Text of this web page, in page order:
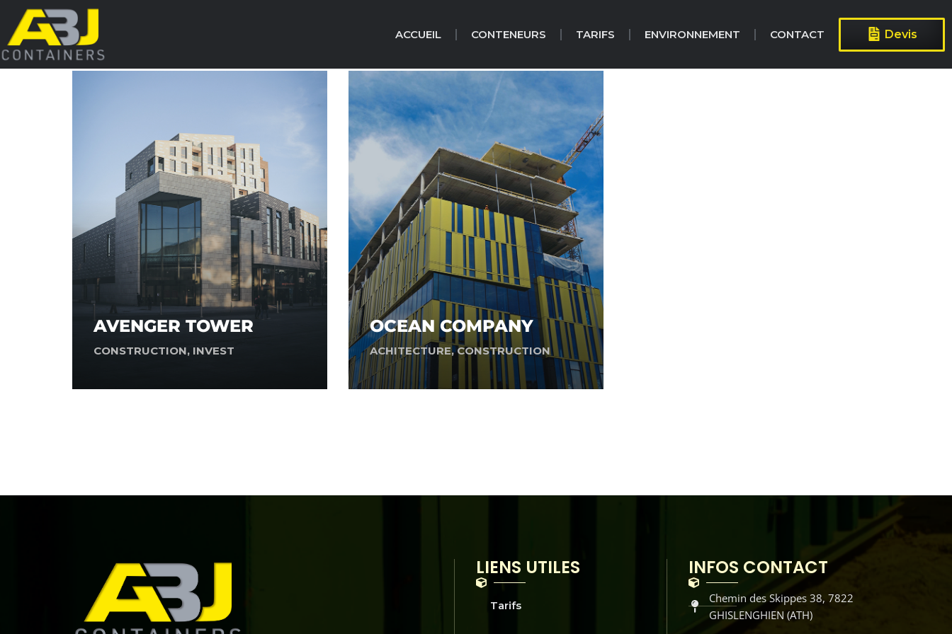
ACCUEIL CONTENEURS TARIFS ENVIRONNEMENT CONTACT Devis
AVENGER TOWER
CONSTRUCTION, INVEST
OCEAN COMPANY
ACHITECTURE,CONSTRUCTION
LIENS UTILES
Tarifs
INFOS CONTACT
Chemin des Skippes 38, 7822
GHISLENGHIEN (ATH)